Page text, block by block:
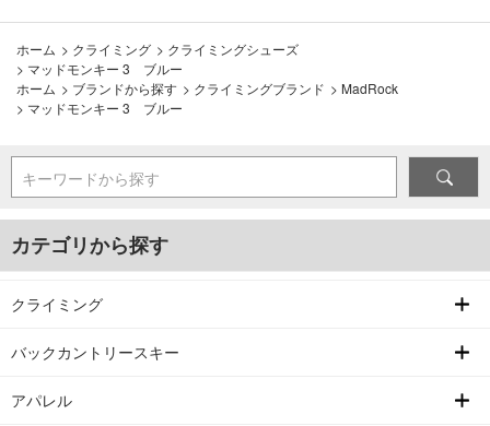
ホーム > クライミング > クライミングシューズ
> マッドモンキー 3 ブルー
ホーム > ブランドから探す > クライミングブランド > MadRock
> マッドモンキー 3 ブルー
キーワードから探す
カテゴリから探す
クライミング
バックカントリースキー
アパレル